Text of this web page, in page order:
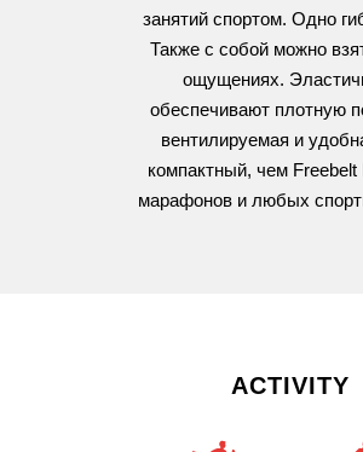
занятий спортом. Одно
Также с собой можно
ощущениях.
обеспечивают плотную
вентилируемая и
компактный, чем
марафонов и любых
ACTIVITY